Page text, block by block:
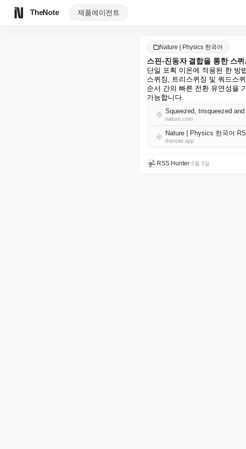
TheNote 제품에이전트
Nature | Physics 한국어
스핀-진동자 결합을 통한 스
단일 포획 이온에 적용된 한 방
스퀴징, 트리스퀴징 및 쿼드스
순서 간의 빠른 전환 유연성을
가능합니다.
Squeezed, trisqueezed
nature.com
Nature | Physics 한국어
thenote.app
RSS Hunter•5월 5일